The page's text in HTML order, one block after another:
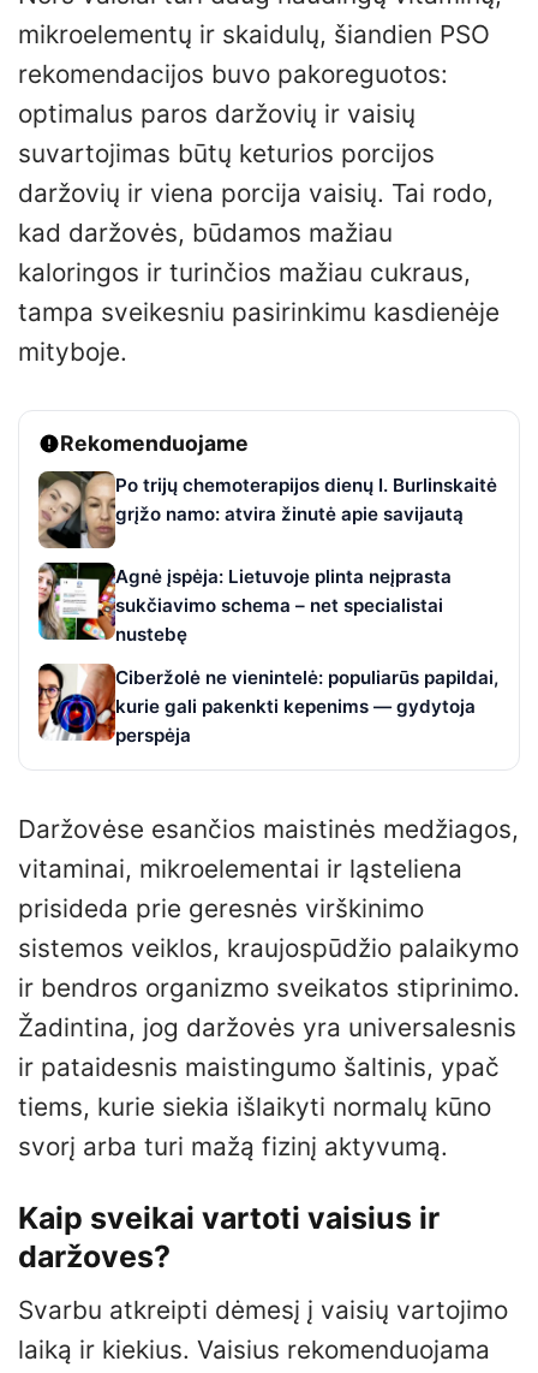
mikroelementų ir skaidulų, šiandien PSO
rekomendacijos buvo pakoreguotos:
optimalus paros daržovių ir vaisių
suvartojimas būtų keturios porcijos
daržovių ir viena porcija vaisių. Tai rodo,
kad daržovės, būdamos mažiau
kaloringos ir turinčios mažiau cukraus,
tampa sveikesniu pasirinkimu kasdienėje
mityboje.
Rekomenduojame
Po trijų chemoterapijos dienų I. Burlinskaitė
grįžo namo: atvira žinutė apie savijautą
Agnė įspėja: Lietuvoje plinta neįprasta
sukčiavimo schema – net specialistai
nustebę
Ciberžolė ne vienintelė: populiarūs papildai,
kurie gali pakenkti kepenims — gydytoja
perspėja
Daržovėse esančios maistinės medžiagos,
vitaminai, mikroelementai ir ląsteliena
prisideda prie geresnės virškinimo
sistemos veiklos, kraujospūdžio palaikymo
ir bendros organizmo sveikatos stiprinimo.
Žadintina, jog daržovės yra universalesnis
ir pataidesnis maistingumo šaltinis, ypač
tiems, kurie siekia išlaikyti normalų kūno
svorį arba turi mažą fizinį aktyvumą.
Kaip sveikai vartoti vaisius ir
daržoves?
Svarbu atkreipti dėmesį į vaisių vartojimo
laiką ir kiekius. Vaisius rekomenduojama